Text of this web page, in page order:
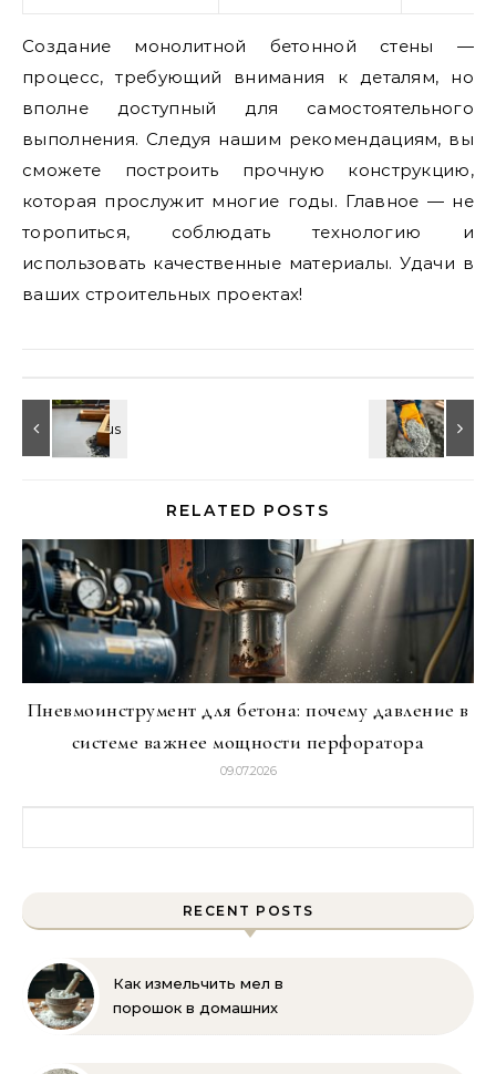
Создание монолитной бетонной стены —
процесс, требующий внимания к деталям, но
вполне доступный для самостоятельного
выполнения. Следуя нашим рекомендациям, вы
сможете построить прочную конструкцию,
которая прослужит многие годы. Главное — не
торопиться, соблюдать технологию и
использовать качественные материалы. Удачи в
ваших строительных проектах!
RELATED POSTS
Пневмоинструмент для бетона: почему давление в
системе важнее мощности перфоратора
09.07.2026
RECENT POSTS
Как измельчить мел в
порошок в домашних